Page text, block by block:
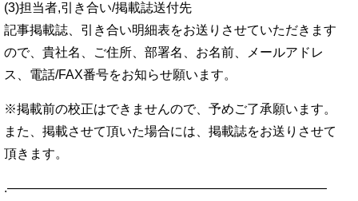
(3)担当者,引き合い/掲載誌送付先
記事掲載誌、引き合い明細表をお送りさせていただきます
ので、貴社名、ご住所、部署名、お名前、メールアドレ
ス、電話/FAX番号をお知らせ願います。
※掲載前の校正はできませんので、予めご了承願います。
また、掲載させて頂いた場合には、掲載誌をお送りさせて
頂きます。
.—————————————————————————